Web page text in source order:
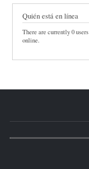
Quién está en línea
There are currently 0 users
online.